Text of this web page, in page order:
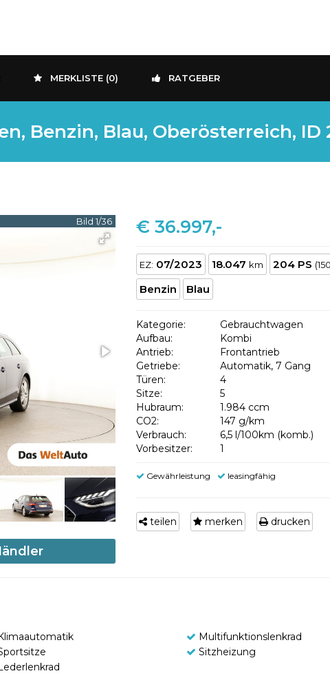
MERKLISTE (0) RATGEBER
Benzin, Blau, Oberösterreich, ID
Bild 1/36 € 36.997,-
EZ: 07/2023 18.047 km 204 PS
Benzin Blau
Kategorie:
Gebrauchtwagen
Aufbau:
Kombi
Antrieb:
Frontantrieb
Getriebe:
Automatik, 7 Gang
Türen:
4
Sitze:
5
Hubraum:
1.984 ccm
CO2:
147 g/km
Verbrauch:
6,5 l/100km (komb.)
Vorbesitzer:
1
Gewährleistung leasingfähig
teilen merken drucken
Multifunktionslenkrad
Sitzheizung